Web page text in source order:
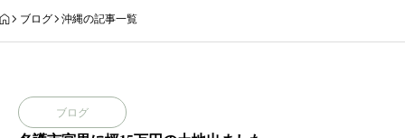
ブログ 沖縄の記事一覧
ブログ